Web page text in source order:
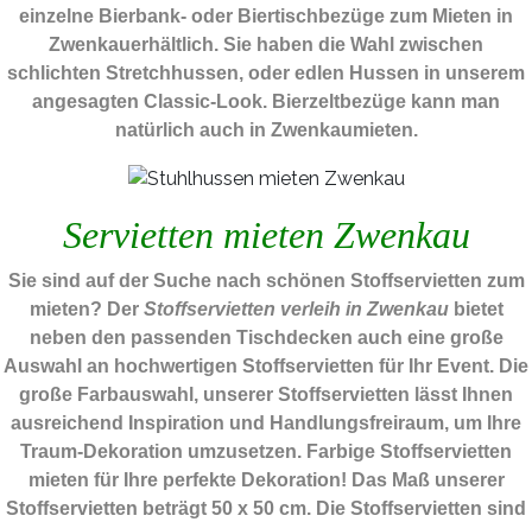
einzelne Bierbank- oder Biertischbezüge zum Mieten in
Zwenkauerhältlich. Sie haben die Wahl zwischen
schlichten Stretchhussen, oder edlen Hussen in unserem
angesagten Classic-Look. Bierzeltbezüge kann man
natürlich auch in Zwenkaumieten.
Servietten mieten Zwenkau
Sie sind auf der Suche nach schönen Stoffservietten zum
mieten? Der Stoffservietten verleih in Zwenkaubietet
neben den passenden Tischdecken auch eine große
Auswahl an hochwertigen Stoffservietten für Ihr Event. Die
große Farbauswahl, unserer Stoffservietten lässt Ihnen
ausreichend Inspiration und Handlungsfreiraum, um Ihre
Traum-Dekoration umzusetzen. Farbige Stoffservietten
mieten für Ihre perfekte Dekoration! Das Maß unserer
Stoffservietten beträgt 50 x 50 cm. Die Stoffservietten sind